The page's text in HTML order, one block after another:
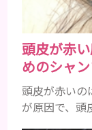
頭皮が赤
めのシャ
頭皮が赤いの
が原因で、頭